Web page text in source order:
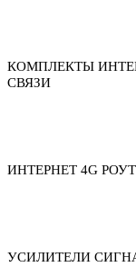
КОМПЛЕКТЫ
СВЯЗИ
ИНТЕРНЕТ 4G
УСИЛИТЕЛИ